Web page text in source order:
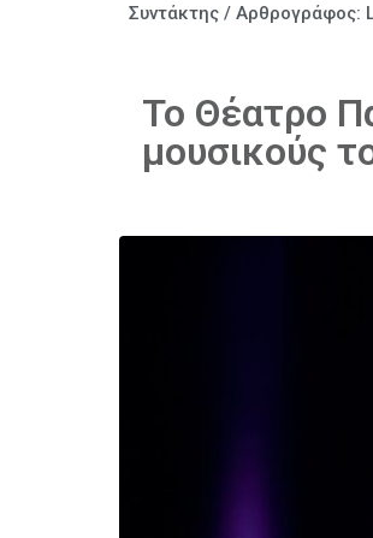
Συντάκτης / Αρθρογράφος:
To Θέατρο
μουσικούς